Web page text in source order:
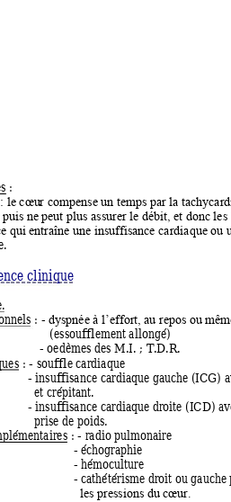
s :
: le cœur compense un temps par la tachy
puis ne peut plus assurer le débit, et donc les
qui entraîne une insuffisance cardiaque ou
clinique
: - dyspnée à l’effort, au repos ou mêm
(essoufflement allongé)
- oedèmes des M.I. ; T.D.R.
: - souffle cardiaque
- insuffisance cardiaque gauche (ICG) a
et crépitant.
- insuffisance cardiaque droite (ICD)
prise de poids.
entaires : - radio pulmonaire
- échographie
- hémoculture
- cathétérisme droit ou gauche
les pressions du cœur.